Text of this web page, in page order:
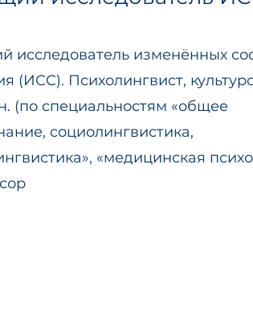
исследователь изменённых
(ИСС). Психолингвист,
(по специальностям «общее
социолингвистика,
«медицинская